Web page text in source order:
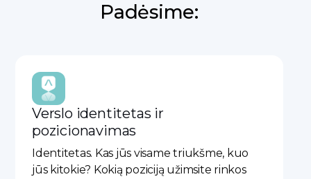
Padėsime:
Verslo identitetas ir
pozicionavimas
Identitetas. Kas jūs visame triukšme, kuo
jūs kitokie? Kokią poziciją užimsite rinkos